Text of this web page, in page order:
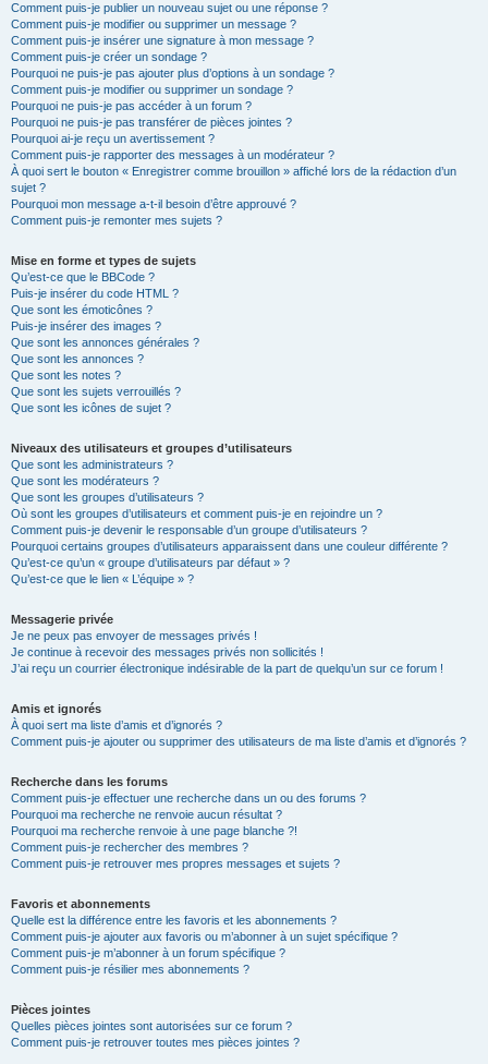
Comment puis-je publier un nouveau sujet ou une réponse ?
Comment puis-je modifier ou supprimer un message ?
Comment puis-je insérer une signature à mon message ?
Comment puis-je créer un sondage ?
Pourquoi ne puis-je pas ajouter plus d’options à un sondage ?
Comment puis-je modifier ou supprimer un sondage ?
Pourquoi ne puis-je pas accéder à un forum ?
Pourquoi ne puis-je pas transférer de pièces jointes ?
Pourquoi ai-je reçu un avertissement ?
Comment puis-je rapporter des messages à un modérateur ?
À quoi sert le bouton « Enregistrer comme brouillon » affiché lors de la rédaction d’un
sujet ?
Pourquoi mon message a-t-il besoin d’être approuvé ?
Comment puis-je remonter mes sujets ?
Mise en forme et types de sujets
Qu’est-ce que le BBCode ?
Puis-je insérer du code HTML ?
Que sont les émoticônes ?
Puis-je insérer des images ?
Que sont les annonces générales ?
Que sont les annonces ?
Que sont les notes ?
Que sont les sujets verrouillés ?
Que sont les icônes de sujet ?
Niveaux des utilisateurs et groupes d’utilisateurs
Que sont les administrateurs ?
Que sont les modérateurs ?
Que sont les groupes d’utilisateurs ?
Où sont les groupes d’utilisateurs et comment puis-je en rejoindre un ?
Comment puis-je devenir le responsable d’un groupe d’utilisateurs ?
Pourquoi certains groupes d’utilisateurs apparaissent dans une couleur différente ?
Qu’est-ce qu’un « groupe d’utilisateurs par défaut » ?
Qu’est-ce que le lien « L’équipe » ?
Messagerie privée
Je ne peux pas envoyer de messages privés !
Je continue à recevoir des messages privés non sollicités !
J’ai reçu un courrier électronique indésirable de la part de quelqu’un sur ce forum !
Amis et ignorés
À quoi sert ma liste d’amis et d’ignorés ?
Comment puis-je ajouter ou supprimer des utilisateurs de ma liste d’amis et d’ignorés ?
Recherche dans les forums
Comment puis-je effectuer une recherche dans un ou des forums ?
Pourquoi ma recherche ne renvoie aucun résultat ?
Pourquoi ma recherche renvoie à une page blanche ?!
Comment puis-je rechercher des membres ?
Comment puis-je retrouver mes propres messages et sujets ?
Favoris et abonnements
Quelle est la différence entre les favoris et les abonnements ?
Comment puis-je ajouter aux favoris ou m’abonner à un sujet spécifique ?
Comment puis-je m’abonner à un forum spécifique ?
Comment puis-je résilier mes abonnements ?
Pièces jointes
Quelles pièces jointes sont autorisées sur ce forum ?
Comment puis-je retrouver toutes mes pièces jointes ?